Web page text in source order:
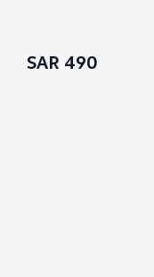
490 SAR